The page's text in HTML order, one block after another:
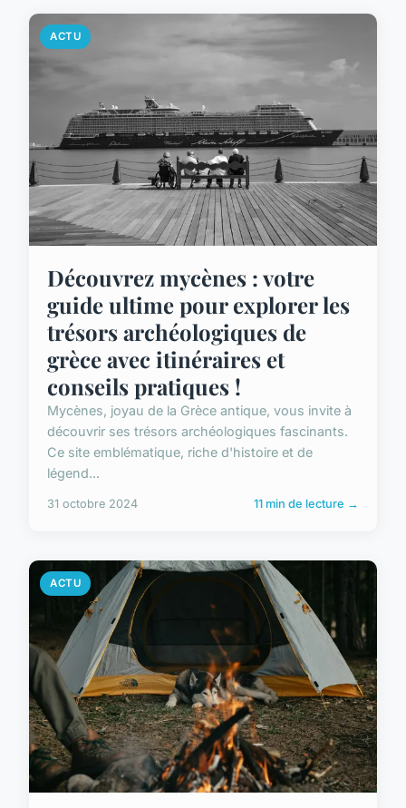
ACTU
Découvrez mycènes : votre
guide ultime pour explorer les
trésors archéologiques de
grèce avec itinéraires et
conseils pratiques !
Mycènes, joyau de la Grèce antique, vous invite à
découvrir ses trésors archéologiques fascinants.
Ce site emblématique, riche d'histoire et de
légend...
31 octobre 2024 11 min de lecture →
ACTU